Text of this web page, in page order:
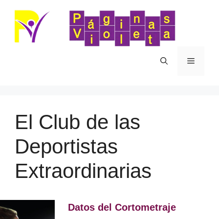
contenido
Menú
El Club de las
Deportistas
Extraordinarias
Datos del Cortometraje